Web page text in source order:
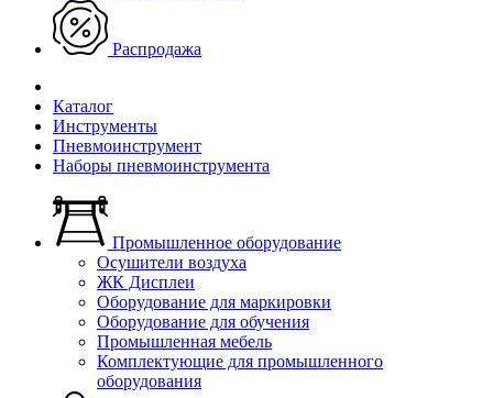
Распродажа
Каталог
Инструменты
Пневмоинструмент
Наборы пневмоинструмента
Промышленное оборудование
Осушители воздуха
ЖК Дисплеи
Оборудование для маркировки
Оборудование для обучения
Промышленная мебель
Комплектующие для промышленного
оборудования